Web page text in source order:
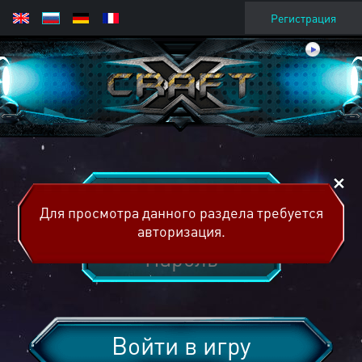
Регистрация
Войти в игру
Для просмотра данного раздела требуется
авторизация.